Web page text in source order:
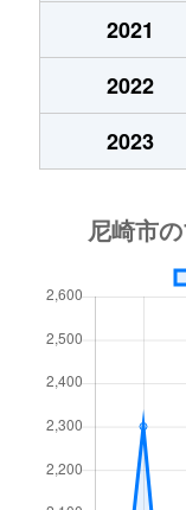
上坂部
上坂部
上坂部
上坂部
上坂部
2021
2022
2023